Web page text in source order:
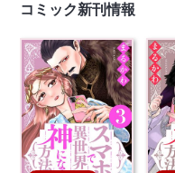
コミック新刊情報